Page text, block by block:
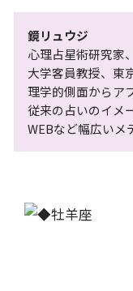
鏡リュウジ
心理占星術研究家
大学客員教授、東
理学的側面からア
従来の占いのイメ
WEBなど幅広いメ